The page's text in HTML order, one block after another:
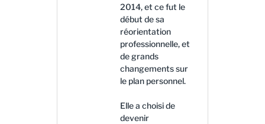
2014, et ce fut le
début de sa
réorientation
professionnelle, et
de grands
changements sur
le plan personnel.
Elle a choisi de
devenir